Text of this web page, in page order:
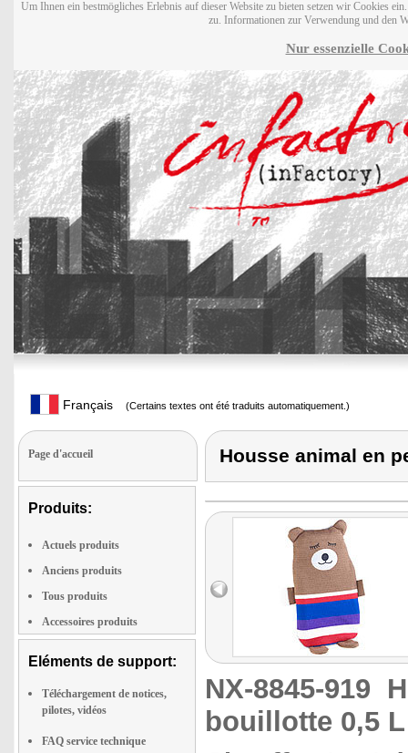
Um Ihnen ein bestmögliches Erlebnis auf dieser Website zu bieten setzen wir Cookies
zu. Informationen zur Verwendung und den
Nur essenzielle
Français (Certains textes ont été traduits automatiquement.)
Page d'accueil
Produits:
Actuels produits
Anciens produits
Tous produits
Accessoires produits
Eléments de support:
Téléchargement de notices,
pilotes, vidéos
FAQ service technique
Housse animal en
NX-8845-919
bouillotte 0,5